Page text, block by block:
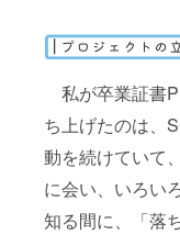
私が卒業証書
ち上げたのは、
動を続けていて
に会い、いろい
知る間に、「落